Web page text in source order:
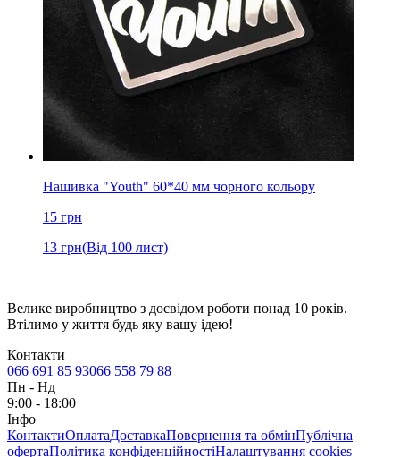
Нашивка "Youth" 60*40 мм чорного кольору
15 грн
13 грн(Від 100 лист)
Велике виробництво з досвідом роботи понад 10 років.
Втілимо у життя будь яку вашу ідею!
Контакти
066 691 85 93066 558 79 88
Пн - Нд
9:00 - 18:00
Інфо
КонтактиОплатаДоставкаПовернення та обмінПублічна
офертаПолітика конфіденційностіНалаштування cookies